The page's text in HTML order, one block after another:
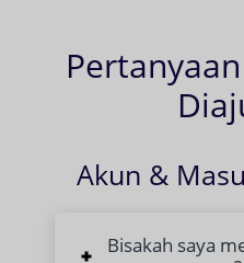
Akun &
Bisakah saya